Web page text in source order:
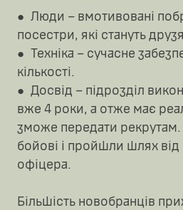
● Люди – вмотивовані
посестри, які стануть
● Техніка – сучасне
кількості.
● Досвід – підрозділ
вже 4 роки, а отже має
зможе передати рекрутам.
бойові і пройшли шлях від
офіцера.
Більшість новобранців